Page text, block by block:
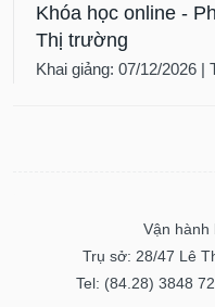
Khóa học online -
Thị trường
Khai giảng: 07/12/2026 |
Vận hành
Trụ sở: 28/47 Lê
Tel: (84.28) 3848